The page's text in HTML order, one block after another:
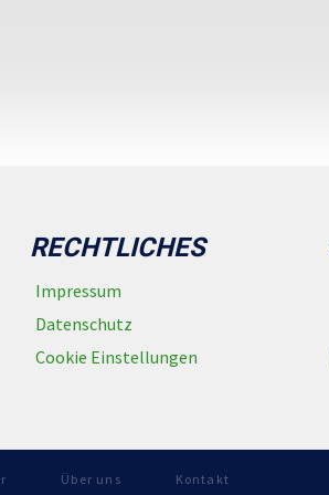
RECHTLICHES
Impressum
Datenschutz
Cookie Einstellungen
Über uns Kontakt